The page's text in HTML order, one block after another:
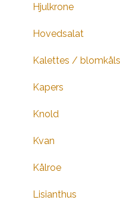
Hjulkrone
Hovedsalat
Kalettes /
Kapers
Knold
Kvan
Kålroe
Lisianthus